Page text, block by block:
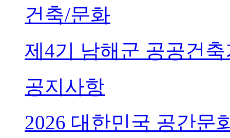
건축/문화
제4기 남해군 공공건
공지사항
2026 대한민국 공간문